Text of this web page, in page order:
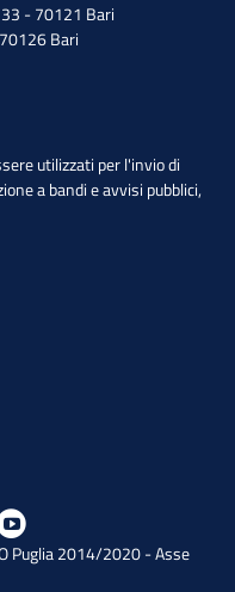
33 - 70121 Bari
Bari
utilizzati per l'invio di
a bandi e avvisi pubblici,
Puglia 2014/2020 - Asse